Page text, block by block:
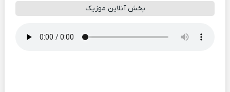
پخش آنلاین موزیک